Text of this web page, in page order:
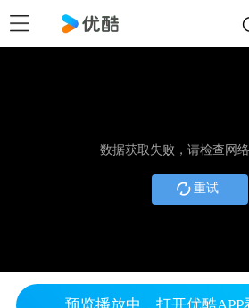
数据获取失败，请检查网
重试